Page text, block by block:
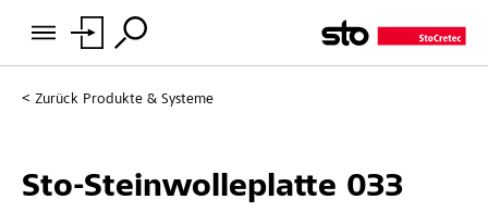
Zurück Produkte & Systeme
Sto-Steinwolleplatte 033